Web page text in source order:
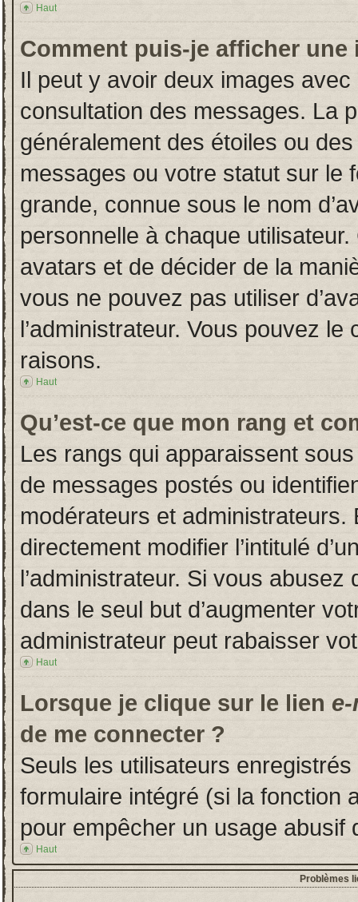
Haut
Comment puis-je afficher une
Il peut y avoir deux images
consultation des messages. La
généralement des étoiles ou
messages ou votre statut sur le
grande, connue sous le nom
personnelle à chaque utilisateur.
avatars et de décider de la
vous ne pouvez pas utiliser
l’administrateur. Vous pouvez
raisons.
Haut
Qu’est-ce que mon rang et
Les rangs qui apparaissent
de messages postés ou
modérateurs et
directement modifier l’intitulé
l’administrateur. Si vous
dans le seul but d’augmenter
administrateur peut rabaisser
Haut
Lorsque je clique sur le lien
de me connecter ?
Seuls les utilisateurs
formulaire intégré (si la fonction
pour empêcher un usage abusif
Haut
Problèmes